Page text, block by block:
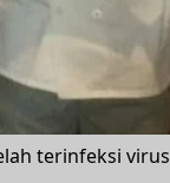
terinfeksi virus